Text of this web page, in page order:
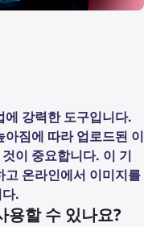
에 강력한 도구입니다.
짐에 따라 업로드된 이
이 중요합니다. 이 기
온라인에서 이미지를
.
용할 수 있나요?